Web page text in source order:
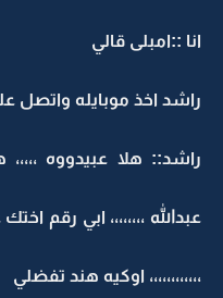
انا ::امبلى قالي
راشد اخذ موبايله واتصل
راشد:: هلا عبيدووه
عبدالله ،،،،،،،، ابي رقم
،،،،،،،،،،،، اوكيه هند تفضلي